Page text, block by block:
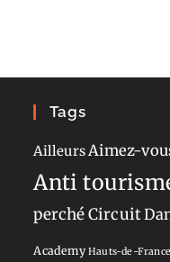
Tags
AilleursAimez-
Anti
perchéCircuit
Academy Hauts-de-France